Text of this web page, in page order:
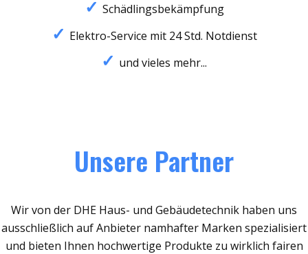
Schädlingsbekämpfung
Elektro-Service mit 24 Std. Notdienst
und vieles mehr...
Unsere Partner
Wir von der DHE Haus- und Gebäudetechnik haben uns
ausschließlich auf Anbieter namhafter Marken spezialisiert
und bieten Ihnen hochwertige Produkte zu wirklich fairen